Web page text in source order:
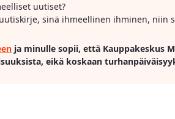
uutiset?
sinä ihmeellinen ihminen, niin
ja minulle sopii, että Kauppakeskus
eikä koskaan